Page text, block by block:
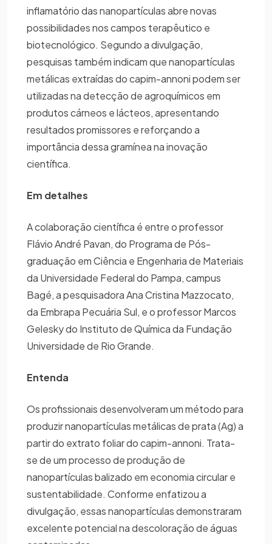
inflamatório das nanopartículas abre novas
possibilidades nos campos terapêutico e
biotecnológico. Segundo a divulgação,
pesquisas também indicam que nanopartículas
metálicas extraídas do capim-annoni podem ser
utilizadas na detecção de agroquímicos em
produtos cárneos e lácteos, apresentando
resultados promissores e reforçando a
importância dessa gramínea na inovação
científica.
Em detalhes
A colaboração científica é entre o professor
Flávio André Pavan, do Programa de Pós-
graduação em Ciência e Engenharia de Materiais
da Universidade Federal do Pampa, campus
Bagé, a pesquisadora Ana Cristina Mazzocato,
da Embrapa Pecuária Sul, e o professor Marcos
Gelesky do Instituto de Química da Fundação
Universidade de Rio Grande.
Entenda
Os profissionais desenvolveram um método para
produzir nanopartículas metálicas de prata (Ag) a
partir do extrato foliar do capim-annoni. Trata-
se de um processo de produção de
nanopartículas balizado em economia circular e
sustentabilidade. Conforme enfatizou a
divulgação, essas nanopartículas demonstraram
excelente potencial na descoloração de águas